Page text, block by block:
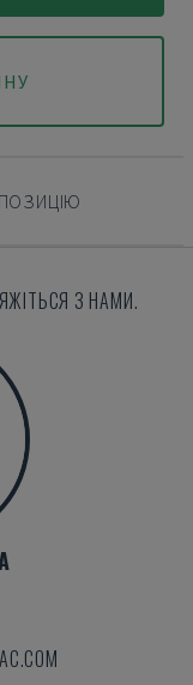
З НАМИ.